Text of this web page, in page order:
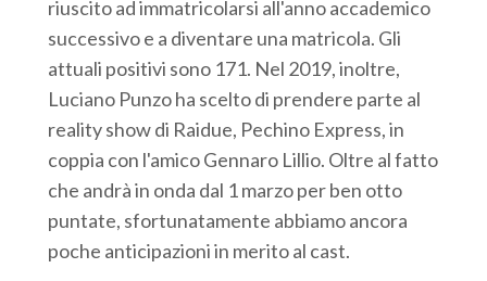
riuscito ad immatricolarsi all'anno accademico
successivo e a diventare una matricola. Gli
attuali positivi sono 171. Nel 2019, inoltre,
Luciano Punzo ha scelto di prendere parte al
reality show di Raidue, Pechino Express, in
coppia con l'amico Gennaro Lillio. Oltre al fatto
che andrà in onda dal 1 marzo per ben otto
puntate, sfortunatamente abbiamo ancora
poche anticipazioni in merito al cast.